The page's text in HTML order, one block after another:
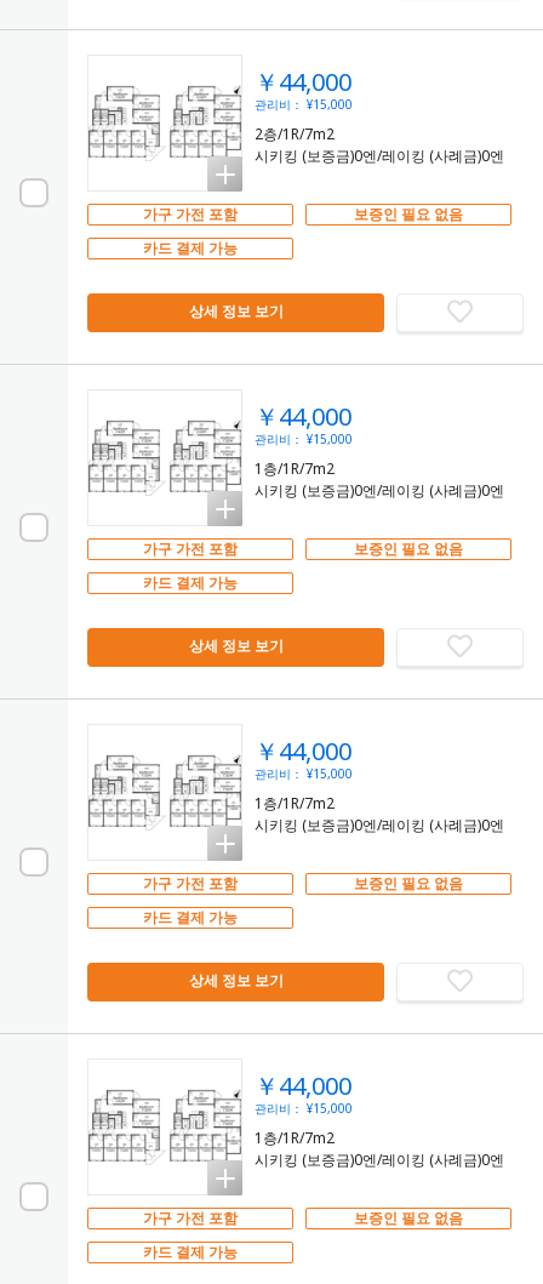
￥44,000
관리비： ¥15,000
2층/1R/7m2
시키킹 (보증금)0엔/레이킹 (사례금)0엔
가구 가전 포함
보증인 필요 없음
카드 결제 가능
상세 정보 보기
￥44,000
관리비： ¥15,000
1층/1R/7m2
시키킹 (보증금)0엔/레이킹 (사례금)0엔
가구 가전 포함
보증인 필요 없음
카드 결제 가능
상세 정보 보기
￥44,000
관리비： ¥15,000
1층/1R/7m2
시키킹 (보증금)0엔/레이킹 (사례금)0엔
가구 가전 포함
보증인 필요 없음
카드 결제 가능
상세 정보 보기
￥44,000
관리비： ¥15,000
1층/1R/7m2
시키킹 (보증금)0엔/레이킹 (사례금)0엔
가구 가전 포함
보증인 필요 없음
카드 결제 가능